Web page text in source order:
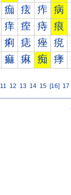
痂 痃 痄 病
痒 痓 痔 痕
痢 痣 痤 痥
痲 痳 痴 痵
11 12 13 14 15 [16] 17